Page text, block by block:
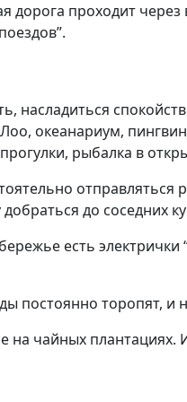
дорога проходит
насладиться
океанариум,
рыбалка в
до соседних
есть электрички
постоянно торопят,
на чайных